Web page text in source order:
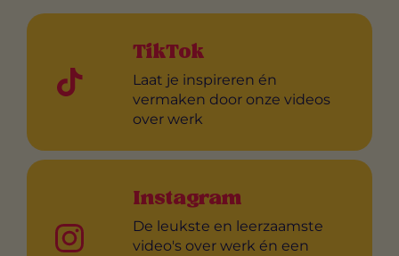
TikTok
Laat je inspireren én
vermaken door onze videos
over werk
Instagram
De leukste en leerzaamste
video's over werk én een